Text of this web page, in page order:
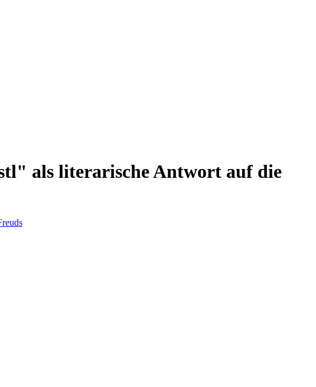
als literarische Antwort auf die